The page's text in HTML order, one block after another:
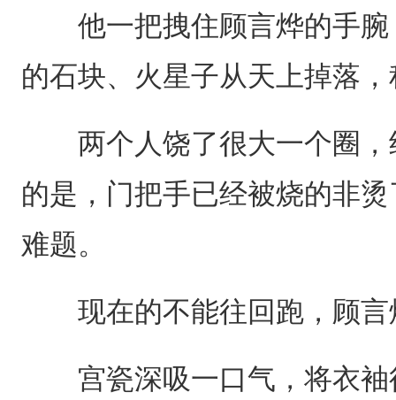
他一把拽住顾言烨的手腕
的石块、火星子从天上掉落
两个人饶了很大一个圈，
的是，门把手已经被烧的非
难题。
现在的不能往回跑，顾言
宫瓷深吸一口气，将衣袖